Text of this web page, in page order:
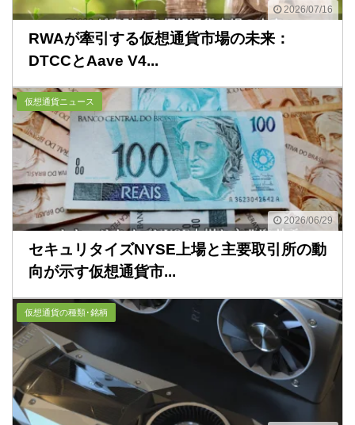
2026/07/16
RWAが牽引する仮想通貨市場の未来：
DTCCとAave V4...
2026/06/29
仮想通貨ニュース
セキュリタイズNYSE上場と主要取引所の動
向が示す仮想通貨市...
仮想通貨の種類･銘柄